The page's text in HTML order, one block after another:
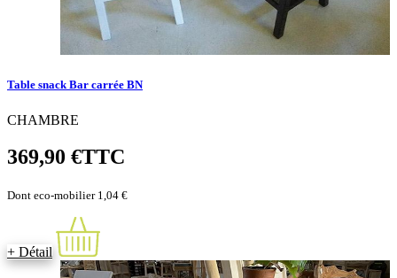
Table snack Bar carrée BN
CHAMBRE
369,90 €TTC
Dont eco-mobilier 1,04 €
+ Détail